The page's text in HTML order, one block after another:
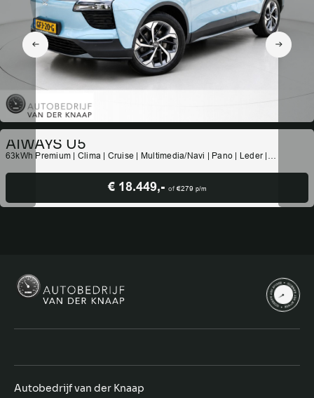
AIWAYS U5
63kWh Premium | Clima | Cruise | Multimedia/Navi | Pano | Leder |
€ 18.449,- of €279 p/m
Autobedrijf van der Knaap